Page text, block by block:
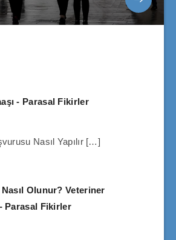
- Parasal Fikirler
Nasıl Yapılır […]
Olunur? Veteriner
Parasal Fikirler